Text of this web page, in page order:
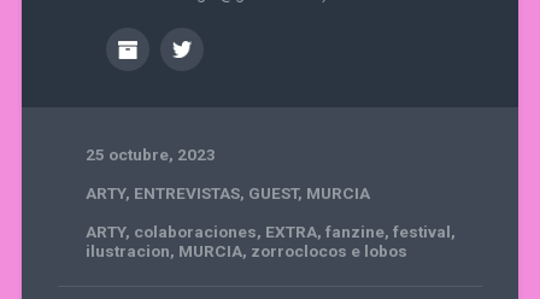
25 octubre, 2023
ARTY, ENTREVISTAS, GUEST, MURCIA
ARTY, colaboraciones, EXTRA, fanzine, festival,
ilustracion, MURCIA, zorroclocos e lobos